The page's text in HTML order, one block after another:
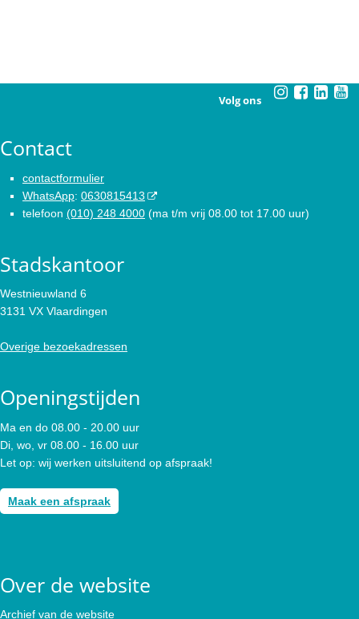
Volg ons
Contact
contactformulier
WhatsApp: 0630815413
telefoon (010) 248 4000 (ma t/m vrij 08.00 tot 17.00 uur)
Stadskantoor
Westnieuwland 6
3131 VX Vlaardingen
Overige bezoekadressen
Openingstijden
Ma en do 08.00 - 20.00 uur
Di, wo, vr 08.00 - 16.00 uur
Let op: wij werken uitsluitend op afspraak!
Maak een afspraak
Over de website
Archief van de website